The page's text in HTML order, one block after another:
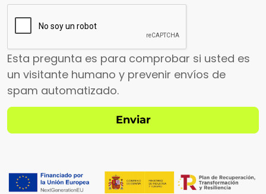
Esta pregunta es para comprobar si usted es
un visitante humano y prevenir envíos de
spam automatizado.